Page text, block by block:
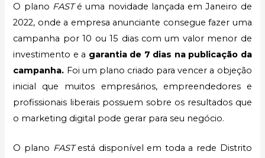
O plano FASTé uma novidade lançada em Janeiro de
2022, onde a empresa anunciante consegue fazer uma
campanha por 10 ou 15 dias com um valor menor de
investimento e a garantia de 7 dias na publicação da
campanha. Foi um plano criado para vencer a objeção
inicial que muitos empresários, empreendedores e
profissionais liberais possuem sobre os resultados que
o marketing digital pode gerar para seu negócio.
O plano FASTestá disponível em toda a rede Distrito